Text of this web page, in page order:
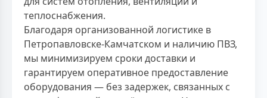
теплоснабжения.
Благодаря организованной логистике в
Петропавловске-Камчатском и наличию ПВЗ,
мы минимизируем сроки доставки и
гарантируем оперативное предоставление
оборудования — без задержек, связанных с